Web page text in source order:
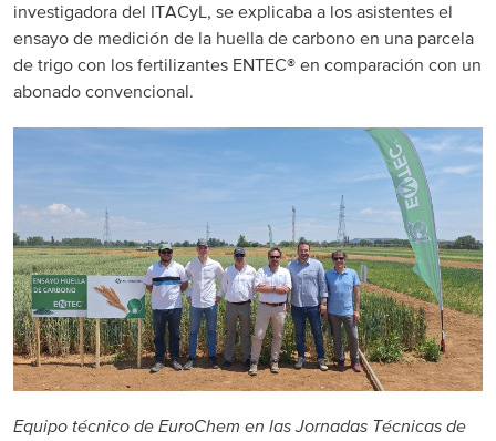
investigadora del ITACyL, se explicaba a los asistentes el
ensayo de medición de la huella de carbono en una parcela
de trigo con los fertilizantes ENTEC® en comparación con un
abonado convencional.
Equipo técnico de EuroChem en las Jornadas Técnicas de